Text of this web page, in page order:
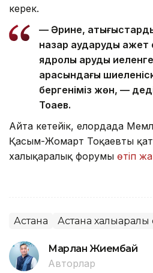
керек.
— Әрине,
назар аударуды
ядролық қаруды
арасындағы
бергеніміз жөн, —
Тоқаев.
Айта кетейік, елордада
Қасым-Жомарт Тоқаевтың
халықаралық форумы өтіп
Астана Астана
Марлан Жиембай
Авторлар